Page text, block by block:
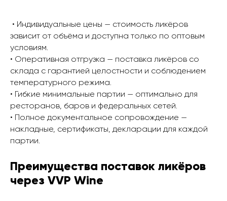
• Индивидуальные цены — стоимость ликёров
зависит от объёма и доступна только по оптовым
условиям.
• Оперативная отгрузка — поставка ликёров со
склада с гарантией целостности и соблюдением
температурного режима.
• Гибкие минимальные партии — оптимально для
ресторанов, баров и федеральных сетей.
• Полное документальное сопровождение —
накладные, сертификаты, декларации для каждой
партии.
Преимущества поставок ликёров
через VVP Wine